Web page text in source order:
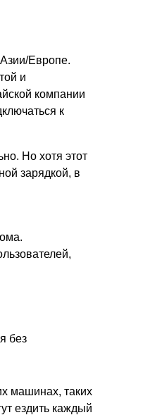
Европе.
и
компании
к
Но хотя этот
зарядкой, в
без
машинах, таких
ездить каждый